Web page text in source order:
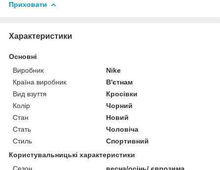
Приховати
Характеристики
Основні
Виробник
Nike
Країна виробник
В'єтнам
Вид взуття
Кросівки
Колір
Чорний
Стан
Новий
Стать
Чоловіча
Стиль
Спортивний
Користувальницькі характеристики